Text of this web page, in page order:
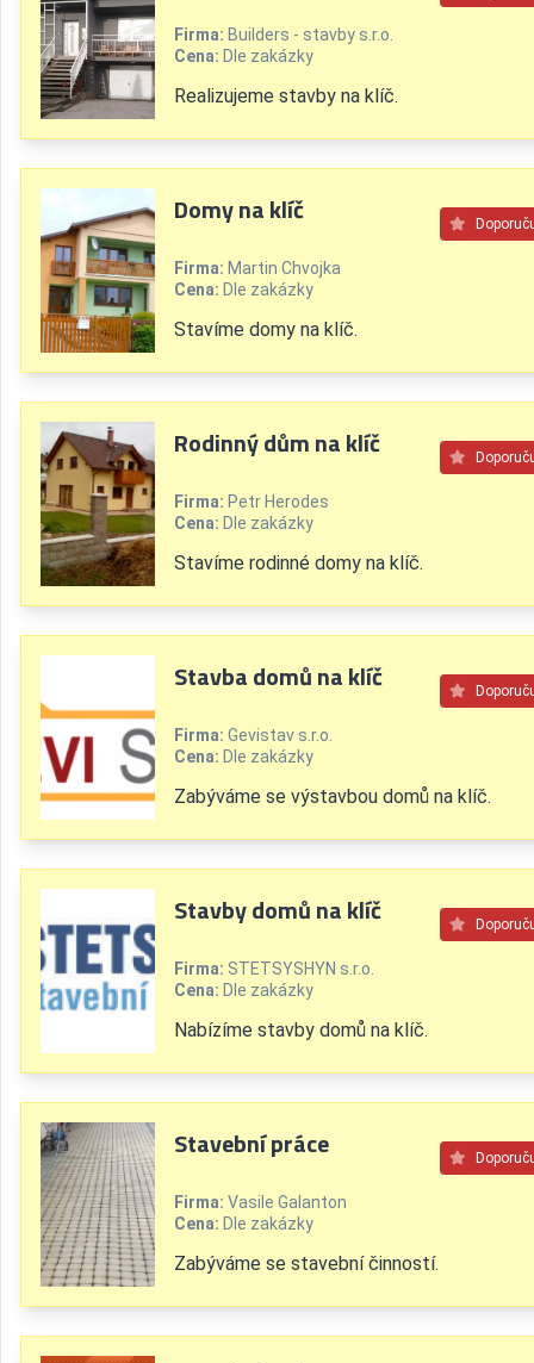
Firma: Builders - stavby s.r.o.
Cena: Dle zakázky
Realizujeme stavby na klíč.
Domy na klíč
Firma: Martin Chvojka
Cena: Dle zakázky
Stavíme domy na klíč.
Rodinný dům na klíč
Firma: Petr Herodes
Cena: Dle zakázky
Stavíme rodinné domy na klíč.
Stavba domů na klíč
Firma: Gevistav s.r.o.
Cena: Dle zakázky
Zabýváme se výstavbou domů na klíč.
Stavby domů na klíč
Firma: STETSYSHYN s.r.o.
Cena: Dle zakázky
Nabízíme stavby domů na klíč.
Stavební práce
Firma: Vasile Galanton
Cena: Dle zakázky
Zabýváme se stavební činností.